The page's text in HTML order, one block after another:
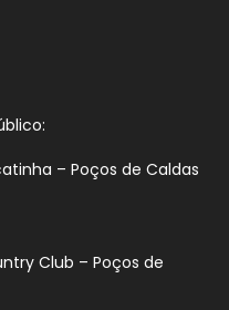
– Poços de Caldas
Club – Poços de